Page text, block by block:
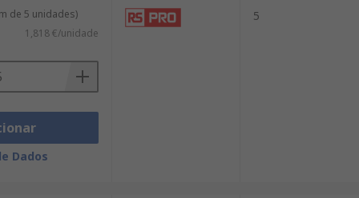
de 5 unidades)
1,818 €/unidade
Dados
5